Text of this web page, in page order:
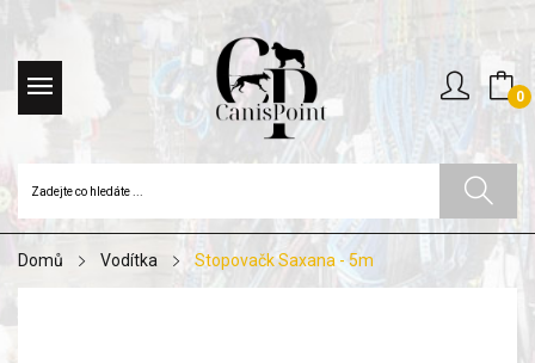
0
Domů Vodítka Stopovačk Saxana - 5m